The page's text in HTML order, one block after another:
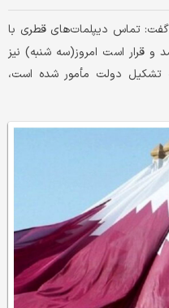
گفت: تماس دیپلمات‌های قطری با
و قرار است امروز(سه شنبه) نیز
تشکیل دولت مأمور شده است،